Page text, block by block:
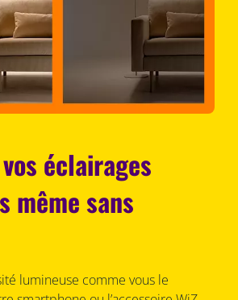
éclairages
même sans
lumineuse comme vous le